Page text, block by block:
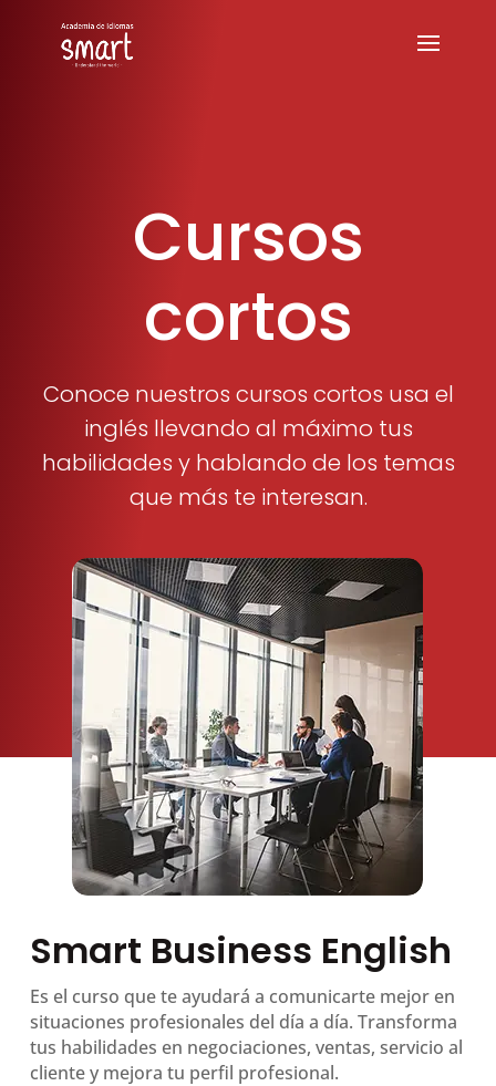
Cursos
cortos
Conoce nuestros cursos cortos usa el
inglés llevando al máximo tus
habilidades y hablando de los temas
que más te interesan.
Smart Business English
Es el curso que te ayudará a comunicarte mejor en
situaciones profesionales del día a día. Transforma
tus habilidades en negociaciones, ventas, servicio al
cliente y mejora tu perfil profesional.